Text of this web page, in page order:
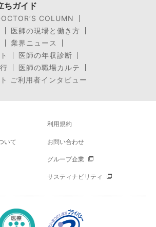
ちガイド
COLUMN
医師の現場と働き方
業界ニュース
医師の年収診断
医師の職場カルテ
ご利用者インタビュー
利用規約
いて お問い合わせ
グループ企業
サスティナビリティ